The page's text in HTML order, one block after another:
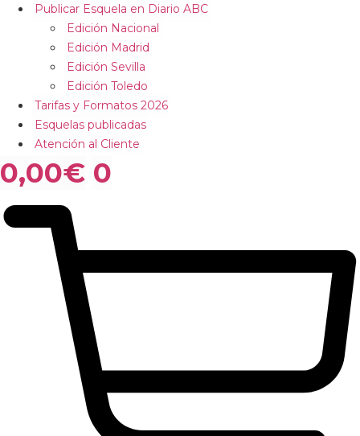
Publicar Esquela en Diario ABC
Edición Nacional
Edición Madrid
Edición Sevilla
Edición Toledo
Tarifas y Formatos 2026
Esquelas publicadas
Atención al Cliente
0,00€ 0